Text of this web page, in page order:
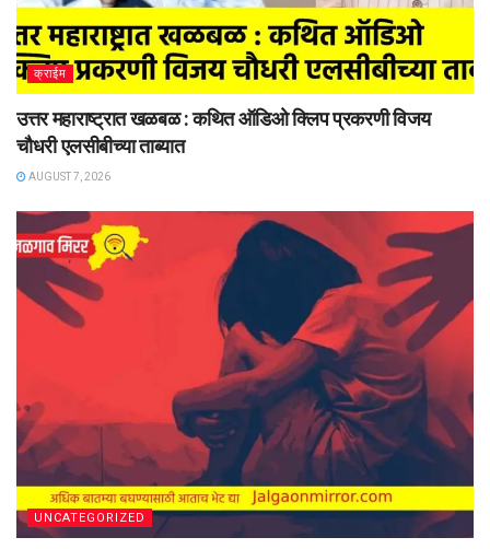
क्राईम
उत्तर महाराष्ट्रात खळबळ : कथित ऑडिओ क्लिप प्रकरणी विजय
चौधरी एलसीबीच्या ताब्यात
AUGUST 7, 2026
UNCATEGORIZED